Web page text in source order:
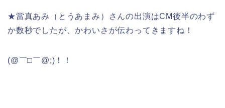
★當真あみ（とうあまみ）さんの出演はCM後半のわず
か数秒でしたが、かわいさが伝わってきますね！
(@￣□￣@;)！！